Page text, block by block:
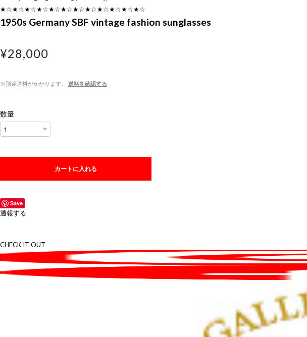
★☆★☆★☆★☆★☆★☆★☆★☆★☆★☆★☆★☆
1950s Germany SBF vintage fashion sunglasses
¥28,000
※別途送料がかかります。 送料を確認する
数量
カートに入れる
Save
通報する
CHECK IT OUT